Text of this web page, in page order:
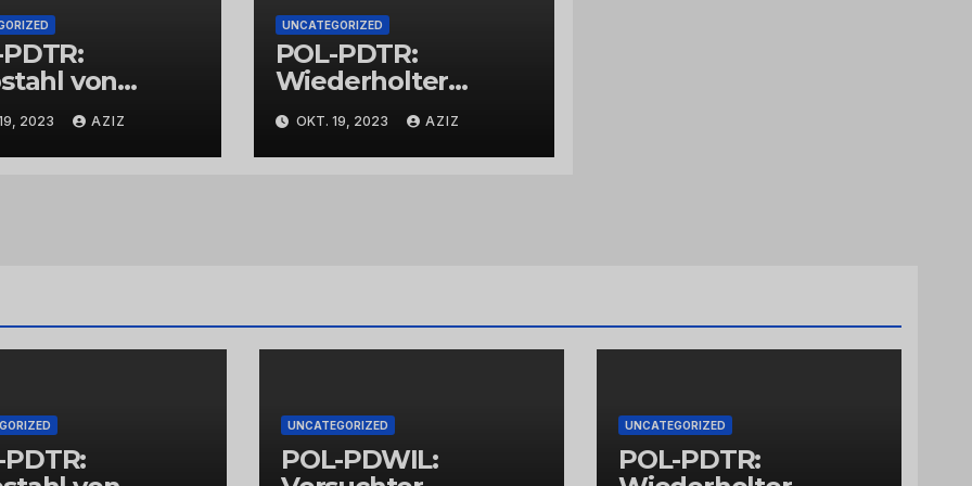
von
2023 AZIZ
UNCATEGORIZED
POL-PDTR:
Wiederholter
Aufbruch des
Automaten am
Wohnmobilstellplat
OKT. 19, 2023 AZIZ
PDTR:
UNCATEGORIZED
POL-PDWIL:
UNCATEGORIZED
POL-PDTR: